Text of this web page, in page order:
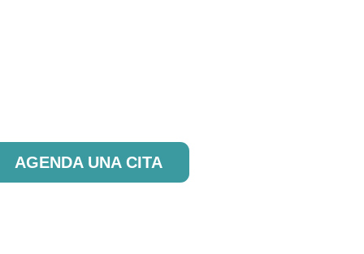
AGENDA UNA CITA